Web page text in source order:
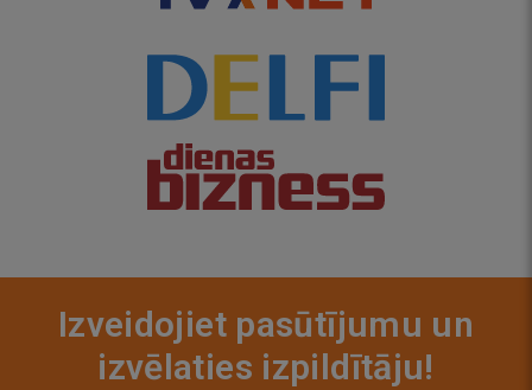
Izveidojiet pasūtījumu un
izvēlaties izpildītāju!